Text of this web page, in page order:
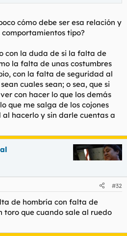
cómo debe ser esa relación y
tipo?
con la duda de si la falta de
la falta de unas costumbres
con la falta de seguridad al
cuales sean; o sea, que si
con hacer lo que los demás
que me salga de los cojones
hacerlo y sin darle cuentas a
#32
de hombría con falta de
toro que cuando sale al ruedo